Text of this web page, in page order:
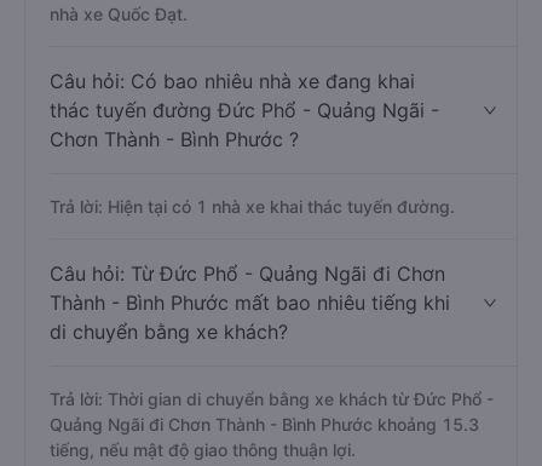
nhà xe Quốc Đạt.
Câu hỏi: Có bao nhiêu nhà xe đang khai
thác tuyến đường Đức Phổ - Quảng Ngãi -
Chơn Thành - Bình Phước ?
Trả lời: Hiện tại có 1 nhà xe khai thác tuyến đường.
Câu hỏi: Từ Đức Phổ - Quảng Ngãi đi Chơn
Thành - Bình Phước mất bao nhiêu tiếng khi
di chuyển bằng xe khách?
Trả lời: Thời gian di chuyển bằng xe khách từ Đức Phổ -
Quảng Ngãi đi Chơn Thành - Bình Phước khoảng 15.3
tiếng, nếu mật độ giao thông thuận lợi.